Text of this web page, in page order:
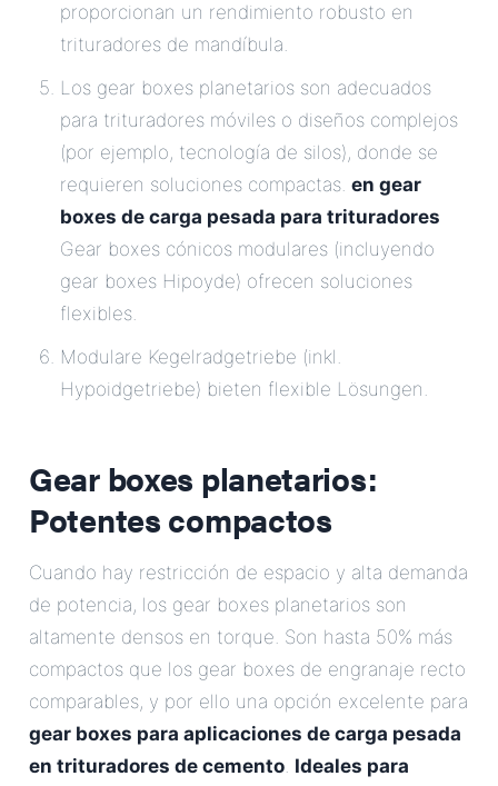
proporcionan un rendimiento robusto en
trituradores de mandíbula.
Los gear boxes planetarios son adecuados
para trituradores móviles o diseños complejos
(por ejemplo, tecnología de silos), donde se
requieren soluciones compactas. en gear
boxes de carga pesada para trituradores
Gear boxes cónicos modulares (incluyendo
gear boxes Hipoyde) ofrecen soluciones
flexibles.
Modulare Kegelradgetriebe (inkl.
Hypoidgetriebe) bieten flexible Lösungen.
Gear boxes planetarios:
Potentes compactos
Cuando hay restricción de espacio y alta demanda
de potencia, los gear boxes planetarios son
altamente densos en torque. Son hasta 50% más
compactos que los gear boxes de engranaje recto
comparables, y por ello una opción excelente para
gear boxes para aplicaciones de carga pesada
en trituradores de cemento. Ideales para